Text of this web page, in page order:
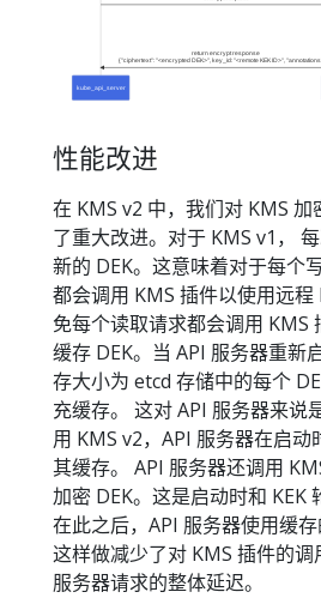
性能改进
在 KMS v2 中，我们对 KMS
了重大改进。对于 KMS v1，
新的 DEK。这意味着对于每个
都会调用 KMS 插件以使用远程
免每个读取请求都会调用 KMS
缓存 DEK。当 API 服务器重新
存大小为 etcd 存储中的每个
充缓存。 这对 API 服务器来说
用 KMS v2，API 服务器在启动
其缓存。 API 服务器还调用
加密 DEK。这是启动时和 KEK
在此之后，API 服务器使用缓存
这样做减少了对 KMS 插件的调
服务器请求的整体延迟。